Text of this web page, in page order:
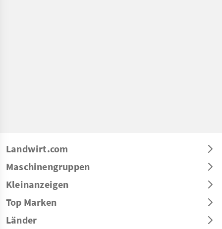
Landwirt.com
Maschinengruppen
Kleinanzeigen
Top Marken
Länder